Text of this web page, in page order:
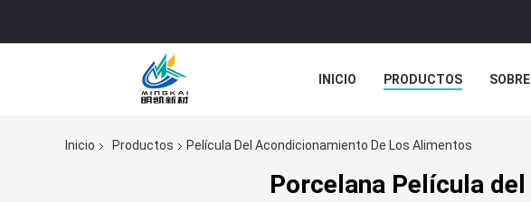
INICIO PRODUCTOS
Inicio
Productos Película Del Acondicionamiento De Los Alimentos
Porcelana Película